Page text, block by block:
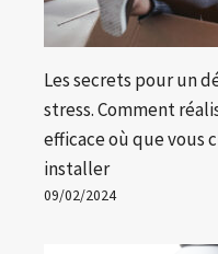
Les secrets pour un
stress. Comment
efficace où que vous
installer
09/02/2024